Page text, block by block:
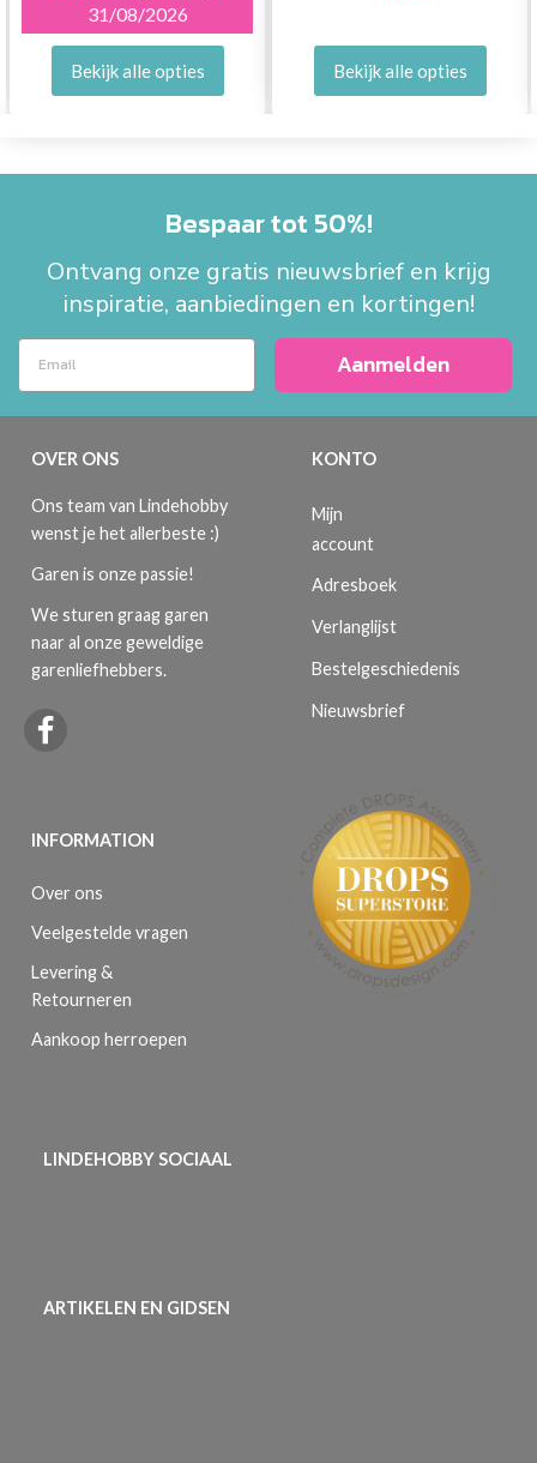
31/08/2026
Bekijk alle opties Bekijk alle opties
Bespaar tot 50%!
Ontvang onze gratis nieuwsbrief en krijg
inspiratie, aanbiedingen en kortingen!
Aanmelden
OVER ONS
Ons team van Lindehobby
wenst je het allerbeste :)
Garen is onze passie!
We sturen graag garen
naar al onze geweldige
garenliefhebbers.
INFORMATION
Over ons
Veelgestelde vragen
Levering &
Retourneren
Aankoop herroepen
KONTO
Mijn
account
Adresboek
Verlanglijst
Bestelgeschiedenis
Nieuwsbrief
LINDEHOBBY SOCIAAL
ARTIKELEN EN GIDSEN